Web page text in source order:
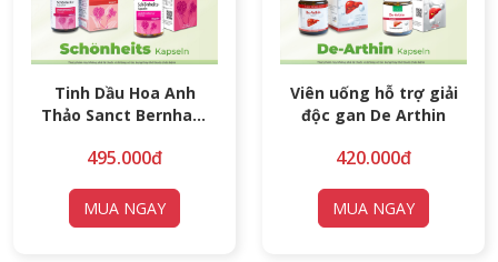
Tinh Dầu Hoa Anh
Thảo Sanct Bernhard
495.000đ
MUA NGAY
Viên uống hỗ trợ giải
độc gan De Arthin
420.000đ
MUA NGAY